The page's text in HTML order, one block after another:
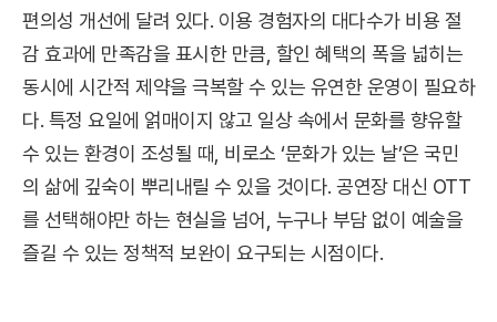
편의성 개선에 달려 있다. 이용 경험자의 대다수가 비용 절
감 효과에 만족감을 표시한 만큼, 할인 혜택의 폭을 넓히는
동시에 시간적 제약을 극복할 수 있는 유연한 운영이 필요하
다. 특정 요일에 얽매이지 않고 일상 속에서 문화를 향유할
수 있는 환경이 조성될 때, 비로소 ‘문화가 있는 날’은 국민
의 삶에 깊숙이 뿌리내릴 수 있을 것이다. 공연장 대신 OTT
를 선택해야만 하는 현실을 넘어, 누구나 부담 없이 예술을
즐길 수 있는 정책적 보완이 요구되는 시점이다.